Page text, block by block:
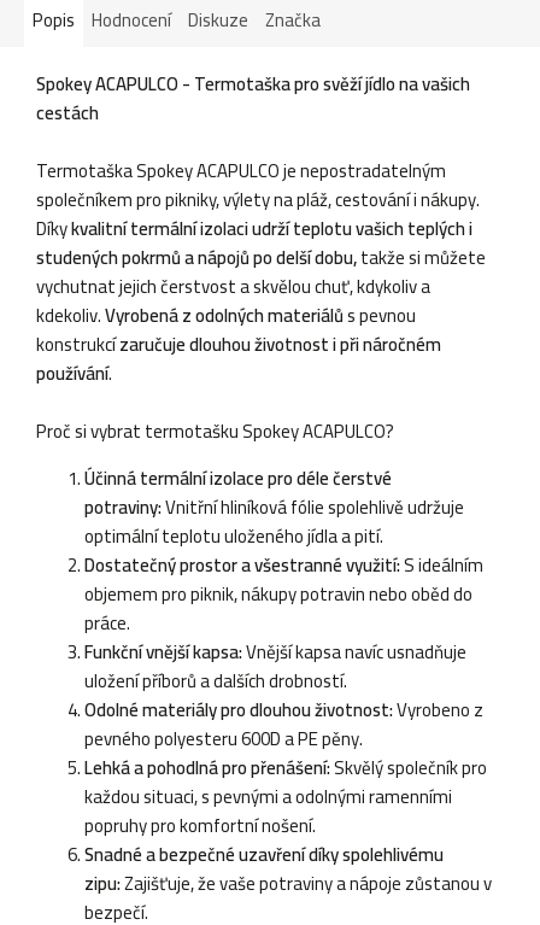
Popis Hodnocení Diskuze Značka
Spokey ACAPULCO - Termotaška pro svěží jídlo na vašich
cestách
Termotaška Spokey ACAPULCO je nepostradatelným
společníkem pro pikniky, výlety na pláž, cestování i nákupy.
Díkykvalitní termální izolaci udrží teplotu vašich teplých i
studených pokrmů a nápojů po delší dobu,takže si můžete
vychutnat jejich čerstvost a skvělou chuť, kdykoliv a
kdekoliv.Vyrobená z odolných materiálůs pevnou
konstrukcízaručuje dlouhou životnost i při náročném
používání.
Proč si vybrat termotašku Spokey ACAPULCO?
Účinná termální izolace pro déle čerstvé
potraviny:Vnitřní hliníková fólie spolehlivě udržuje
optimální teplotu uloženého jídla a pití.
Dostatečný prostor a všestranné využití:S ideálním
objemem pro piknik, nákupy potravin nebo oběd do
práce.
Funkční vnější kapsa:Vnější kapsa navíc usnadňuje
uložení příborů a dalších drobností.
Odolné materiály pro dlouhou životnost:Vyrobeno z
pevného polyesteru 600D a PE pěny.
Lehká a pohodlná pro přenášení:Skvělý společník pro
každou situaci, s pevnými a odolnými ramenními
popruhy pro komfortní nošení.
Snadné a bezpečné uzavření díky spolehlivému
zipu:Zajišťuje, že vaše potraviny a nápoje zůstanou v
bezpečí.